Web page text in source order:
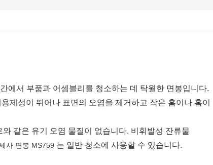
에서 부품과 어셈블리를 청소하는 데 탁월한 면봉입니다.
제성이 뛰어나 표면의 오염을 제거하고 작은 홈이나 홈이
같은 유기 오염 물질이 없습니다. 비휘발성 잔류물
사 면봉 MS759 는 일반 청소에 사용할 수 있습니다.